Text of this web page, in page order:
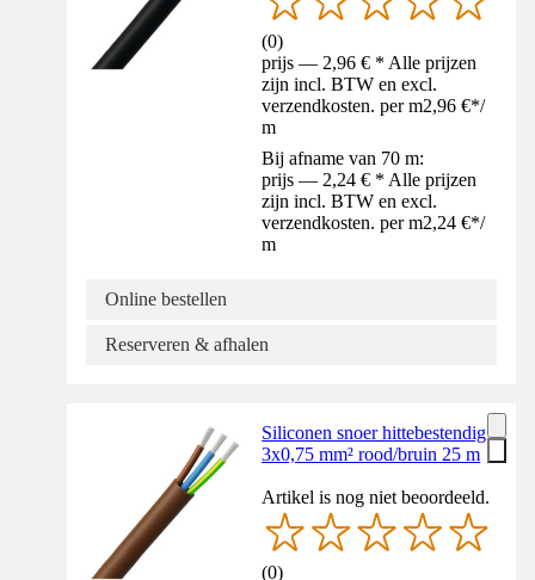
(0)
prijs — 2,96 € * Alle prijzen
zijn incl. BTW en excl.
verzendkosten. per m2,96 €*/
m
Bij afname van 70 m:
prijs — 2,24 € * Alle prijzen
zijn incl. BTW en excl.
verzendkosten. per m2,24 €*/
m
Online bestellen
Reserveren & afhalen
Siliconen snoer hittebestendig
3x0,75 mm² rood/bruin 25 m
Artikel is nog niet beoordeeld.
(0)